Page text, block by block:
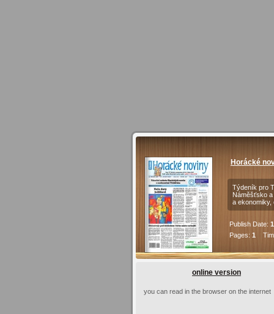
Horácké
Týdeník pro
Náměšťsko
a
Publish Date:
Pages: 1
online version
you can read in the browser on the internet